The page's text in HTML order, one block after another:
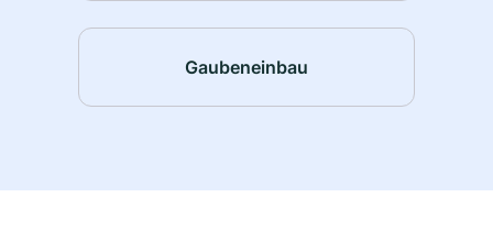
Gaubeneinbau